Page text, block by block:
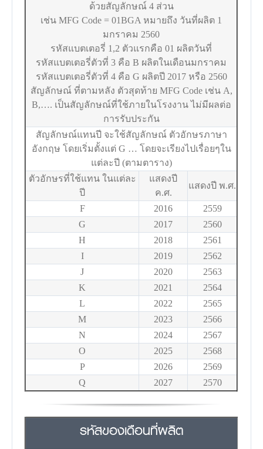
ด้วยสัญลักษณ์ 4 ส่วน
เช่น MFG Code = 01BGA หมายถึง วันที่ผลิต 1
มกราคม 2560
รหัสแบตเตอรี่ 1,2 ตัวแรกคือ 01 ผลิตวันที่
รหัสแบตเตอรี่ตัวที่ 3 คือ B ผลิตในเดือนมกราคม
รหัสแบตเตอรี่ตัวที่ 4 คือ G ผลิตปี 2017 หรือ 2560
สัญลักษณ์ ที่ตามหลัง ตัวสุดท้าย MFG Code เช่น A,
B,…. เป็นสัญลักษณ์ที่ใช้ภายในโรงงาน ไม่มีผลต่อ
การรับประกัน
สัญลักษณ์แทนปี จะใช้สัญลักษณ์ ตัวอักษรภาษา
อังกฤษ โดยเริ่มตั้งแต่ G … โดยจะเรียงไปเรื่อยๆใน
แต่ละปี (ตามตาราง)
ตัวอักษรที่ใช้แทน ในแต่ละ
ปี
แสดงปี
ค.ศ.
แสดงปี พ.ศ.
F 2016
2559
G
2017
2560
H
2018
2561
I
2019
2562
J
2020
2563
K
2021
2564
L
2022
2565
M
2023
2566
N
2024
2567
O
2025
2568
P
2026
2569
Q
2027 2570
รหัสของเดือนที่ผลิต